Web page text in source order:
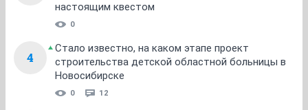
настоящим квестом
0
4
Стало известно, на каком этапе проект
строительства детской областной больницы в
Новосибирске
0 12